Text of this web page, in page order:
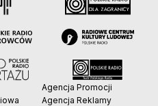
Agencja Promocji
Agencja Reklamy